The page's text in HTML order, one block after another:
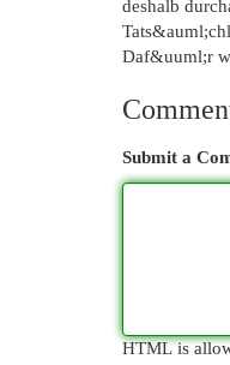
deshalb
Daf&uuml;r
Submit a
HTML is